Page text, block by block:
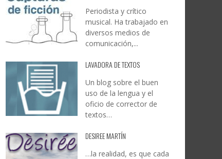
Periodista y crítico
musical. Ha trabajado en
diversos medios de
comunicación,...
LAVADORA DE TEXTOS
Un blog sobre el buen
uso de la lengua y el
oficio de corrector de
textos…
DESIREE MARTÍN
…la realidad, es que cada